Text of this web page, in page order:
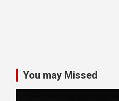
You may Missed